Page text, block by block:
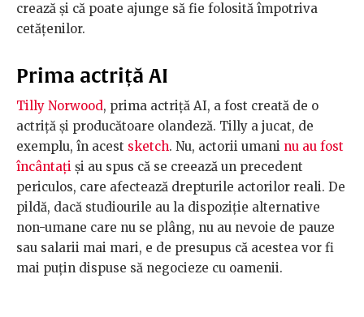
crează și că poate ajunge să fie folosită împotriva
cetățenilor.
Prima actriță AI
Tilly Norwood, prima actriță AI, a fost creată de o
actriță și producătoare olandeză. Tilly a jucat, de
exemplu, în acest sketch. Nu, actorii umani nu au fost
încântați și au spus că se creează un precedent
periculos, care afectează drepturile actorilor reali. De
pildă, dacă studiourile au la dispoziție alternative
non-umane care nu se plâng, nu au nevoie de pauze
sau salarii mai mari, e de presupus că acestea vor fi
mai puțin dispuse să negocieze cu oamenii.